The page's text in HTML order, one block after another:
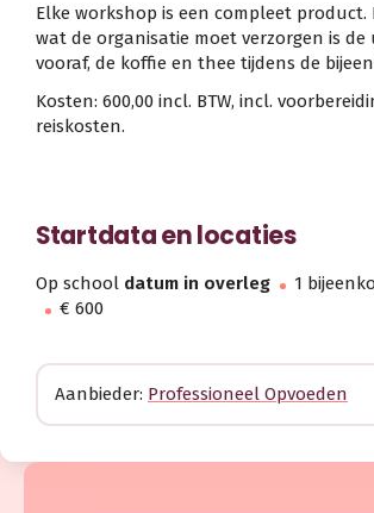
Elke workshop is een compleet product.
wat de organisatie moet verzorgen is
vooraf, de koffie en thee tijdens de
Kosten: 600,00 incl. BTW, incl.
reiskosten.
Startdata en locaties
Op school datum in overleg
1
€ 600
Aanbieder: Professioneel Opvoeden